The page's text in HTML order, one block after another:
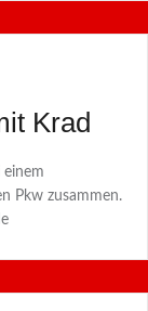
Krad
Pkw zusammen.